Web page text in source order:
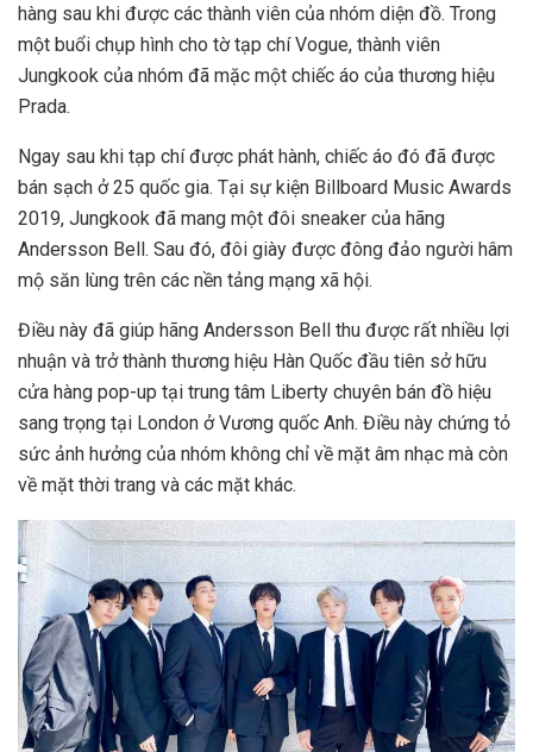
hàng sau khi được các thành viên của nhóm diện đồ. Trong
một buổi chụp hình cho tờ tạp chí Vogue, thành viên
Jungkook của nhóm đã mặc một chiếc áo của thương hiệu
Prada.
Ngay sau khi tạp chí được phát hành, chiếc áo đó đã được
bán sạch ở 25 quốc gia. Tại sự kiện Billboard Music Awards
2019, Jungkook đã mang một đôi sneaker của hãng
Andersson Bell. Sau đó, đôi giày được đông đảo người hâm
mộ săn lùng trên các nền tảng mạng xã hội.
Điều này đã giúp hãng Andersson Bell thu được rất nhiều lợi
nhuận và trở thành thương hiệu Hàn Quốc đầu tiên sở hữu
cửa hàng pop-up tại trung tâm Liberty chuyên bán đồ hiệu
sang trọng tại London ở Vương quốc Anh. Điều này chứng tỏ
sức ảnh hưởng của nhóm không chỉ về mặt âm nhạc mà còn
về mặt thời trang và các mặt khác.